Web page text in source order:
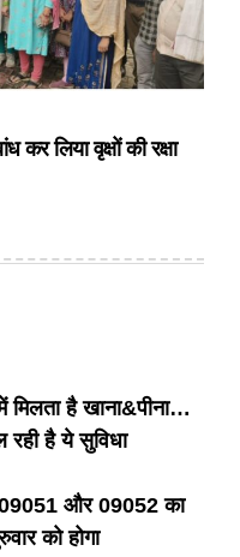
कर लिया वृक्षों की रक्षा
है खाना&पीना…
रही है ये सुविधा
09051 और 09052 का
को होगा